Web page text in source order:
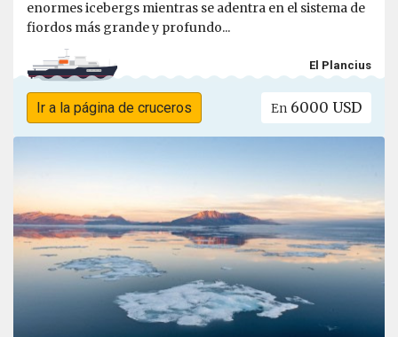
enormes icebergs mientras se adentra en el sistema de
fiordos más grande y profundo...
El Plancius
Ir a la página de cruceros En 6000 USD